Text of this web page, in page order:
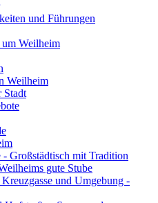
und Führungen
Weilheim
Weilheim
Stadt
- Großstädtisch mit Tradition
gute Stube
und Umgebung -